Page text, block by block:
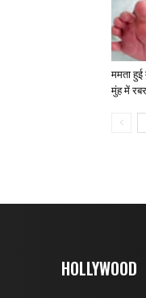
ममता हुई
मुंह में
HOLLYWOOD